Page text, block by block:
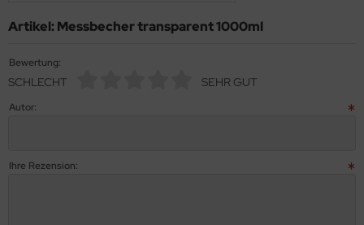
Artikel: Messbecher transparent 1000ml
Bewertung:
SCHLECHT SEHR GUT
Autor:
Ihre Rezension: